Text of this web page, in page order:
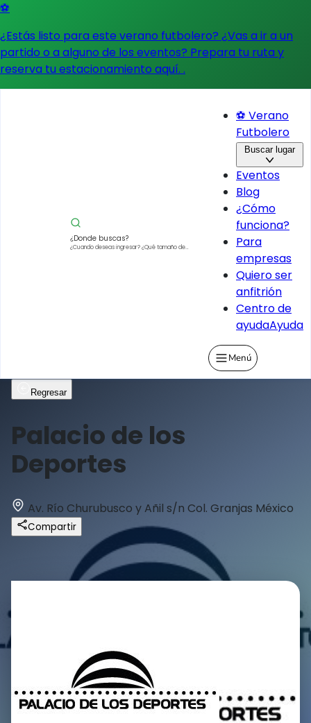
⚽
¿Estás listo para este verano futbolero? ¿Vas a ir a un
partido o a alguno de los eventos? Prepara tu ruta y
reserva tu estacionamiento aquí. .
¿Donde buscas?
¿Cuando deseas ingresar?¿Qué tamaño de
⚽ Verano
Futbolero
Buscar lugar
Eventos
Blog
¿Cómo
funciona?
Para
empresas
Quiero ser
anfitrión
Centro de
ayudaAyuda
Menú
Regresar
Palacio de los
Deportes
Av. Río Churubusco y Añil s/n Col. Granjas México
Compartir